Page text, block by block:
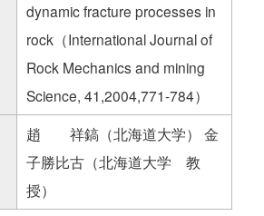
dynamic fracture processes in
rock（International Journal of
Rock Mechanics and mining
Science, 41,2004,771-784）
趙 祥鎬（北海道大学） 金
子勝比古（北海道大学 教
授）